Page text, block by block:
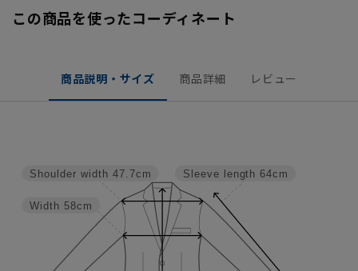
この商品を使ったコーディネート
商品説明・サイズ 商品詳細 レビュー
Sleeve length 64cm
Width 58cm
Shoulder width 47.7cm